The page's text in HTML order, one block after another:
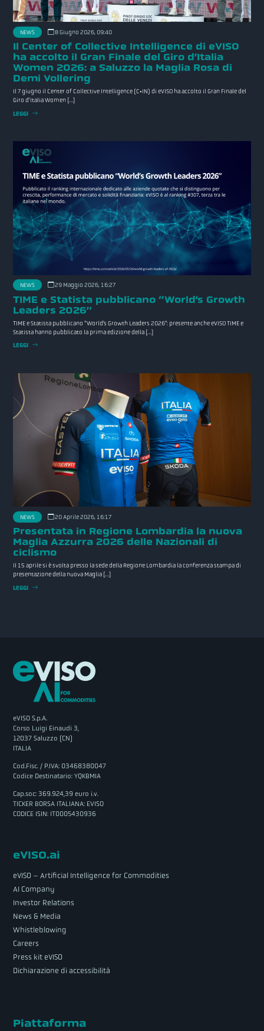
NEWS 8 Giugno 2026, 09:40
Il Center of Collective Intelligence di eVISO
ha accolto il Gran Finale del Giro d’Italia
Women 2026: a Saluzzo la Maglia Rosa di
Demi Vollering
Il 7 giugno il Center of Collective Intelligence (C•IN) di eVISO ha accolto il Gran Finale del
Giro d’Italia Women […]
LEGGI
NEWS 29 Maggio 2026, 16:27
TIME e Statista pubblicano “World’s Growth
Leaders 2026”
TIME e Statista pubblicano “World’s Growth Leaders 2026”: presente anche eVISO TIME e
Statista hanno pubblicato la prima edizione della […]
LEGGI
NEWS 20 Aprile 2026, 16:17
Presentata in Regione Lombardia la nuova
Maglia Azzurra 2026 delle Nazionali di
ciclismo
Il 15 aprile si è svolta presso la sede della Regione Lombardia la conferenza stampa di
presentazione della nuova Maglia […]
LEGGI
eVISO S.p.A.
Corso Luigi Einaudi 3,
12037 Saluzzo (CN)
ITALIA
Cod.Fisc. / P.IVA: 03468380047
Codice Destinatario: YQKBMIA
Cap.soc: 369.924,39 euro i.v.
TICKER BORSA ITALIANA: EVISO
CODICE ISIN: IT0005430936
eVISO.ai
eVISO – Artificial Intelligence for Commodities
AI Company
Investor Relations
News & Media
Whistleblowing
Careers
Press kit eVISO
Dichiarazione di accessibilità
Piattaforma